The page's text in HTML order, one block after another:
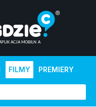
FILMY PREMIERY